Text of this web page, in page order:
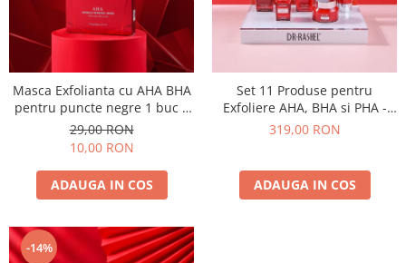
Masca Exfolianta cu AHA BHA
pentru puncte negre 1 buc x
25g - Dr. Rashel Alpha
Hydroxy Acid AHA Miracle
Renewal Mask
29,00 RON
10,00 RON
ADAUGA IN COS
Set 11 Produse pentru
Exfoliere AHA, BHA si PHA -
Dr. Rashel Miracle Renewal
319,00 RON
ADAUGA IN COS
-14%